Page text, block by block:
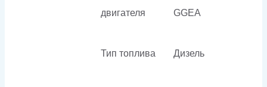
двигателя
GGEA
Тип топлива Дизель